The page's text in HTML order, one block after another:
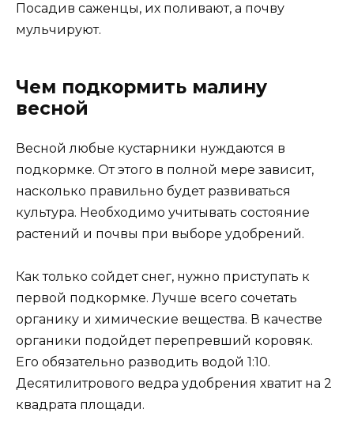
Посадив саженцы, их поливают, а почву
мульчируют.
Чем подкормить малину
весной
Весной любые кустарники нуждаются в
подкормке. От этого в полной мере зависит,
насколько правильно будет развиваться
культура. Необходимо учитывать состояние
растений и почвы при выборе удобрений.
Как только сойдет снег, нужно приступать к
первой подкормке. Лучше всего сочетать
органику и химические вещества. В качестве
органики подойдет перепревший коровяк.
Его обязательно разводить водой 1:10.
Десятилитрового ведра удобрения хватит на 2
квадрата площади.